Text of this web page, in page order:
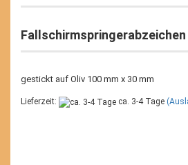
Fallschirmspringerabzeichen
gestickt auf Oliv 100 mm x 30 mm
Lieferzeit: ca. 3-4 Tage